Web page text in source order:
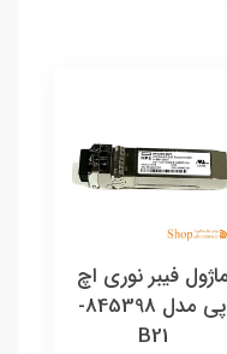
ماژول فیبر نوری اچ
پی مدل 845398-
B21